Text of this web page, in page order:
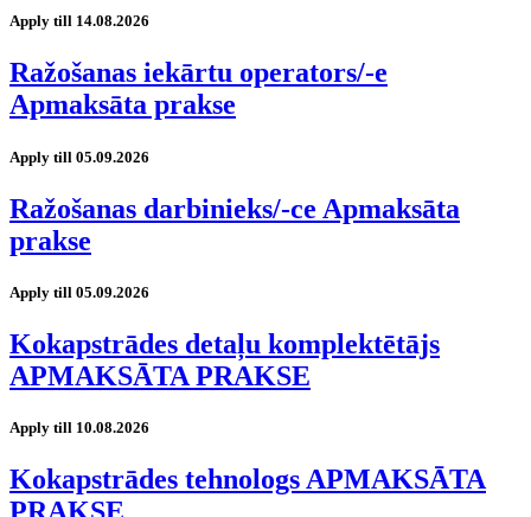
Apply till 14.08.2026
Ražošanas iekārtu operators/-e
Apmaksāta prakse
Apply till 05.09.2026
Ražošanas darbinieks/-ce Apmaksāta
prakse
Apply till 05.09.2026
Kokapstrādes detaļu komplektētājs
APMAKSĀTA PRAKSE
Apply till 10.08.2026
Kokapstrādes tehnologs APMAKSĀTA